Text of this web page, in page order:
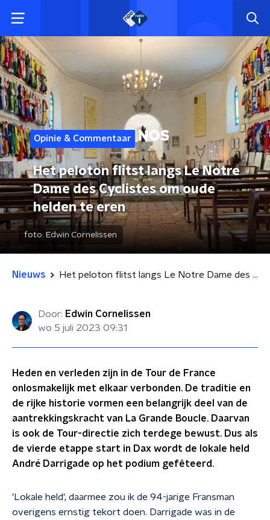
Opinie & Commentaar
Het peloton flitst langs Le Notre
Dame des Cyclistes om oude
helden te eren
foto: Edwin Cornelissen
Nieuws Het peloton flitst langs Le Notre Dame des Cyclistes om oude helden te eren
Door: Edwin Cornelissen
wo 5 juli 2023 09:31
Heden en verleden zijn in de Tour de France
onlosmakelijk met elkaar verbonden. De traditie en
de rijke historie vormen een belangrijk deel van de
aantrekkingskracht van La Grande Boucle. Daarvan
is ook de Tour-directie zich terdege bewust. Dus als
de vierde etappe start in Dax wordt de lokale held
André Darrigade op het podium gefêteerd.
'Lokale held', daarmee zou ik de 94-jarige Fransman
overigens ernstig tekort doen. Darrigade was in de